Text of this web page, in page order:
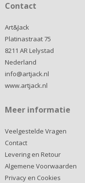
Contact
Art&Jack
Platinastraat 75
8211 AR Lelystad
Nederland
info@artjack.nl
www.artjack.nl
Meer informatie
Veelgestelde Vragen
Contact
Levering en Retour
Algemene Voorwaarden
Privacy en Cookies